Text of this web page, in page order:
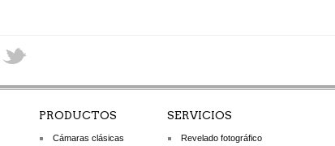
PRODUCTOS
Cámaras clásicas
SERVICIOS
Revelado fotográfico